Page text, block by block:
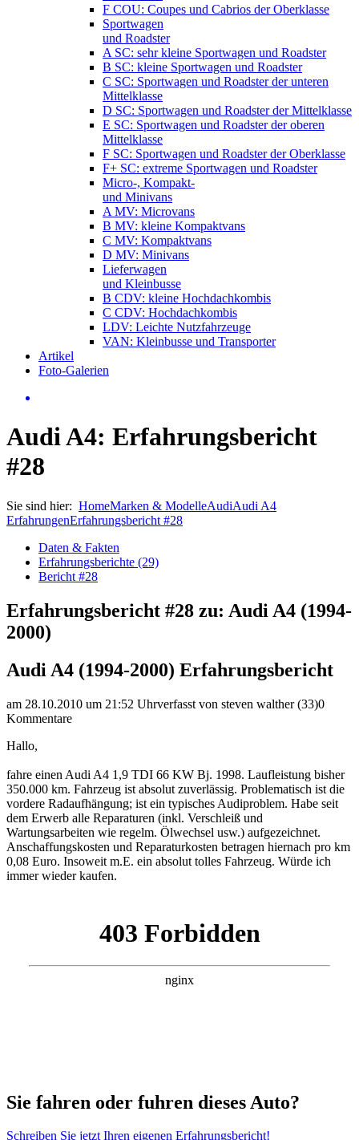
F COU: Coupes und Cabrios der Oberklasse
Sportwagen
und Roadster
A SC: sehr kleine Sportwagen und Roadster
B SC: kleine Sportwagen und Roadster
C SC: Sportwagen und Roadster der unteren
Mittelklasse
D SC: Sportwagen und Roadster der Mittelklasse
E SC: Sportwagen und Roadster der oberen
Mittelklasse
F SC: Sportwagen und Roadster der Oberklasse
F+ SC: extreme Sportwagen und Roadster
Micro-, Kompakt-
und Minivans
A MV: Microvans
B MV: kleine Kompaktvans
C MV: Kompaktvans
D MV: Minivans
Lieferwagen
und Kleinbusse
B CDV: kleine Hochdachkombis
C CDV: Hochdachkombis
LDV: Leichte Nutzfahrzeuge
VAN: Kleinbusse und Transporter
Artikel
Foto-Galerien
Audi A4: Erfahrungsbericht
#28
Sie sind hier: HomeMarken & ModelleAudiAudi A4
ErfahrungenErfahrungsbericht #28
Daten & Fakten
Erfahrungsberichte (29)
Bericht #28
Erfahrungsbericht #28 zu: Audi A4 (1994-
2000)
Audi A4 (1994-2000) Erfahrungsbericht
am 28.10.2010 um 21:52 Uhrverfasst von steven walther (33)0
Kommentare
Hallo,
fahre einen Audi A4 1,9 TDI 66 KW Bj. 1998. Laufleistung bisher
350.000 km. Fahrzeug ist absolut zuverlässig. Problematisch ist die
vordere Radaufhängung; ist ein typisches Audiproblem. Habe seit
dem Erwerb alle Reparaturen (inkl. Verschleiß und
Wartungsarbeiten wie regelm. Ölwechsel usw.) aufgezeichnet.
Anschaffungskosten und Reparaturkosten betragen hiernach pro km
0,08 Euro. Insoweit m.E. ein absolut tolles Fahrzeug. Würde ich
immer wieder kaufen.
Sie fahren oder fuhren dieses Auto?
Schreiben Sie jetzt Ihren eigenen Erfahrungsbericht!